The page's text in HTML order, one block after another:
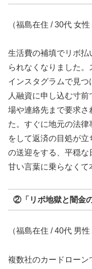
（福島在住 / 30代 女性
生活費の補填でリボ払
られなくなりました。
インスタグラムで見
人融資に申し込む寸
場や連絡先まで要求さ
た。すぐに地元の法
をして返済の目処が立
の送迎をする、平穏な
甘い言葉に乗らなくて
②「リボ地獄と闇金
（福島在住 / 40代 男性
複数社のカードローン